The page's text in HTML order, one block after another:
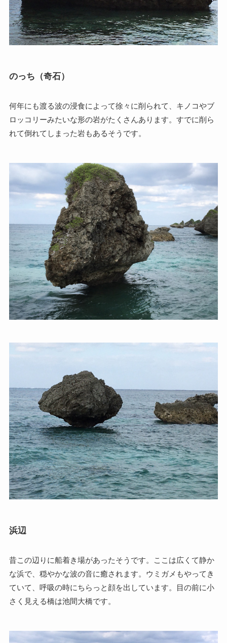
のっち（奇石）
何年にも渡る波の浸食によって徐々に削られて、キノコやブ
ロッコリーみたいな形の岩がたくさんあります。すでに削ら
れて倒れてしまった岩もあるそうです。
浜辺
昔この辺りに船着き場があったそうです。ここは広くて静か
な浜で、穏やかな波の音に癒されます。ウミガメもやってき
ていて、呼吸の時にちらっと顔を出しています。目の前に小
さく見える橋は池間大橋です。